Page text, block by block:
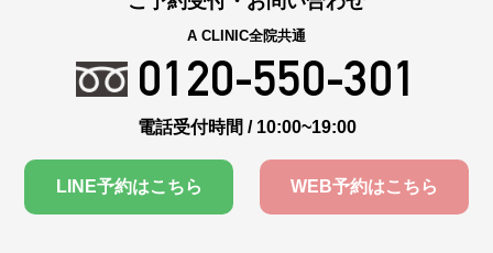
A CLINIC全院共通
0120-550-301
電話受付時間 / 10:00~19:00
LINE予約はこちら WEB予約はこちら